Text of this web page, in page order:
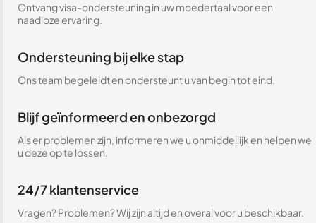
Ontvang visa-ondersteuning in uw moedertaal voor een
naadloze ervaring.
Ondersteuning bij elke stap
Ons team begeleidt en ondersteunt u van begin tot eind.
Blijf geïnformeerd en onbezorgd
Als er problemen zijn, informeren we u onmiddellijk en helpen we
u deze op te lossen.
24/7 klantenservice
Vragen? Problemen? Wij zijn altijd en overal voor u beschikbaar.